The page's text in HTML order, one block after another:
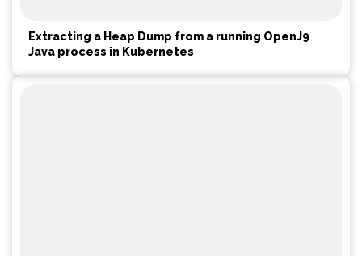
Extracting a Heap Dump from a running OpenJ9
Java process in Kubernetes